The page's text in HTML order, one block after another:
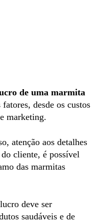
de uma marmita
desde os custos
marketing.
atenção aos detalhes
cliente, é possível
das marmitas
deve ser
saudáveis e de